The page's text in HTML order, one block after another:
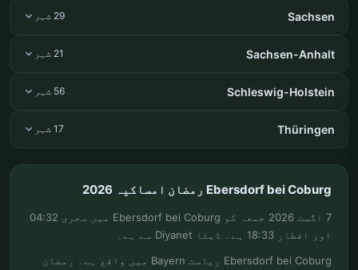
Sachsen 29 شہر
Sachsen-Anhalt 21 شہر
Schleswig-Holstein 56 شہر
Thüringen 17 شہر
Ebersdorf bei Coburg رمضان امساکیہ 2026
7 اگست 2026 جمعہ کو Ebersdorf bei Coburg میں سحری 04:32
اور افطار 18:33 ہے۔ ڈیٹا Diyanet سے ہے۔
Ebersdorf bei Coburg ریاست Bayern میں واقع ہے۔ رمضان